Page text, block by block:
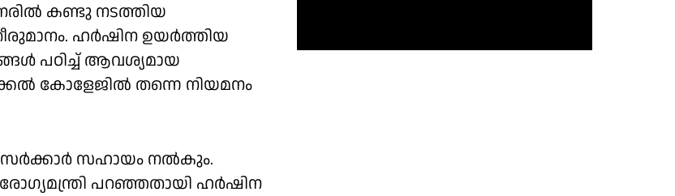
കണ്ടു നടത്തിയ
ഹർഷിന ഉയർത്തിയ
പഠിച്ച് ആവശ്യമായ
കോളേജിൽ തന്നെ നിയമനം
സർക്കാർ സഹായം നൽകും.
പറഞ്ഞതായി ഹർഷിന